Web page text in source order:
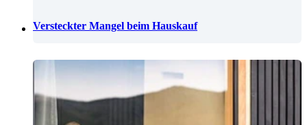
Versteckter Mangel beim Hauskauf